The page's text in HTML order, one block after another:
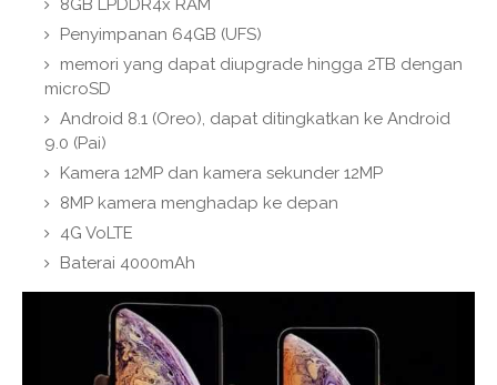
8GB LPDDR4x RAM
Penyimpanan 64GB (UFS)
memori yang dapat diupgrade hingga 2TB dengan
microSD
Android 8.1 (Oreo), dapat ditingkatkan ke Android
9.0 (Pai)
Kamera 12MP dan kamera sekunder 12MP
8MP kamera menghadap ke depan
4G VoLTE
Baterai 4000mAh